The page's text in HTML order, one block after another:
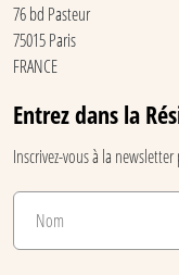
76 bd Pasteur
75015 Paris
FRANCE
Entrez dans la
Inscrivez-vous à la